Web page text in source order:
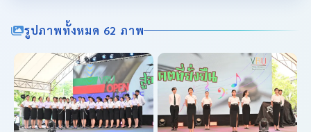
รูปภาพทั้งหมด 62 ภาพ